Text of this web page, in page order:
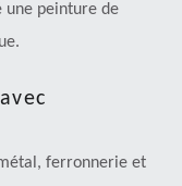
une peinture de
ferronnerie et